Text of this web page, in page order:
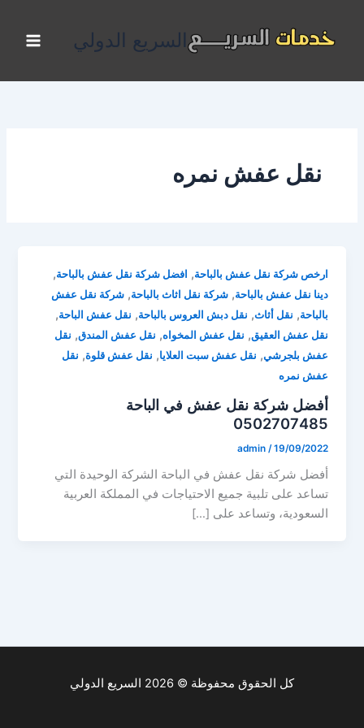
المحتوى
السريع الدولي
نقل عفش نمره
ارخص شركة نقل عفش بالباحة, افضل شركة نقل عفش بالباحة,
دينا نقل عفش بالباحة,شركة نقل اثاث بالباحة,شركة نقل عفش
بالباحة, نقل أثاث, نقل دبش العروس بالباحة, نقل عفش الباحة,
نقل عفش العقيق, نقل عفش المخواه, نقل عفش المندق, نقل
عفش بلجرشي, نقل عفش سبت العلايا, نقل عفش قلوة, نقل
عفش نمره
أفضل شركة نقل عفش في الباحة
0502707485
admin /19/09/2022
أفضل شركة نقل عفش في الباحة الشركة الوحيدة التي
تساعد على تلبية جميع الاحتياجات في المملكة العربية
السعودية، وتساعد على […]
كل الحقوق محفوظة © 2026 السريع الدولي